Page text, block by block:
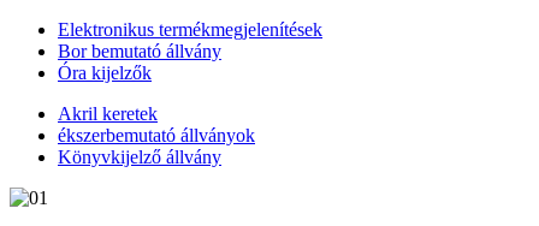
Elektronikus termékmegjelenítések
Bor bemutató állvány
Óra kijelzők
Akril keretek
ékszerbemutató állványok
Könyvkijelző állvány